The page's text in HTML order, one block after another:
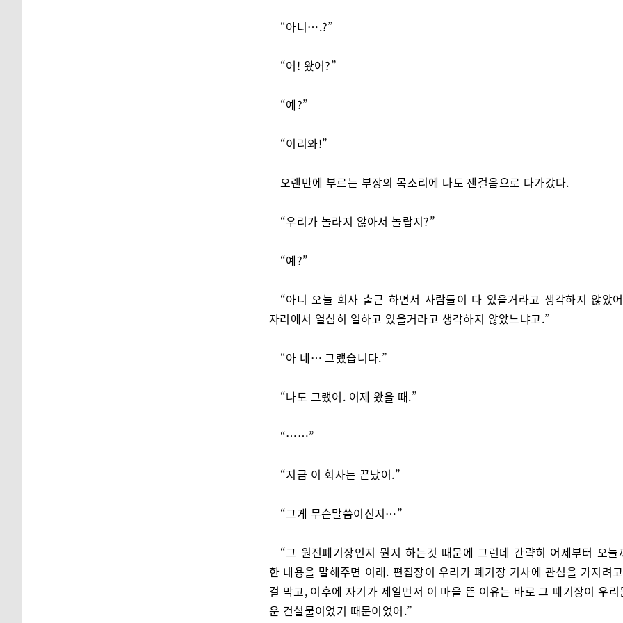
“아니….?”
“어! 왔어?”
“예?”
“이리와!”
오랜만에 부르는 부장의 목소리에 나도 잰걸음으로 다가갔다.
“우리가 놀라지 않아서 놀랍지?”
“예?”
“아니 오늘 회사 출근 하면서 사람들이 다 있을거라고 생각하지 않았
자리에서 열심히 일하고 있을거라고 생각하지 않았느냐고.”
“아 네… 그랬습니다.”
“나도 그랬어. 어제 왔을 때.”
“……”
“지금 이 회사는 끝났어.”
“그게 무슨말씀이신지…”
“그 원전폐기장인지 뭔지 하는것 때문에 그런데 간략히 어제부터 오늘
한 내용을 말해주면 이래. 편집장이 우리가 폐기장 기사에 관심을 가지려
걸 막고, 이후에 자기가 제일먼저 이 마을 뜬 이유는 바로 그 폐기장이 우리
운 건설물이었기 때문이었어.”